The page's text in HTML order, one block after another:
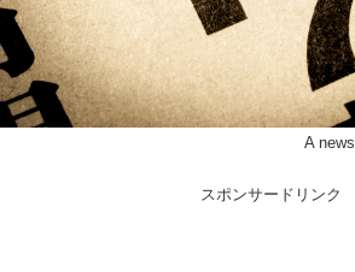
A
スポンサードリンク